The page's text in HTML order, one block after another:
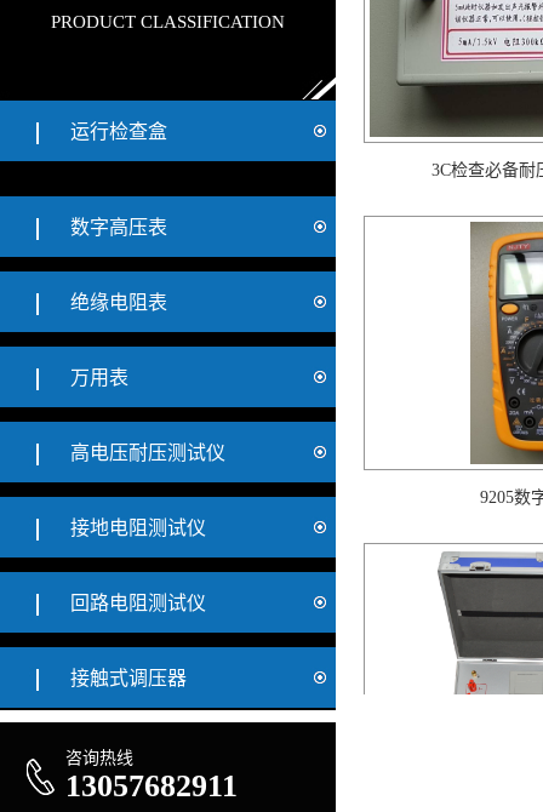
PRODUCT CLASSIFICATION
运行检查盒
数字高压表
绝缘电阻表
万用表
高电压耐压测试仪
接地电阻测试仪
回路电阻测试仪
接触式调压器
咨询热线
13057682911